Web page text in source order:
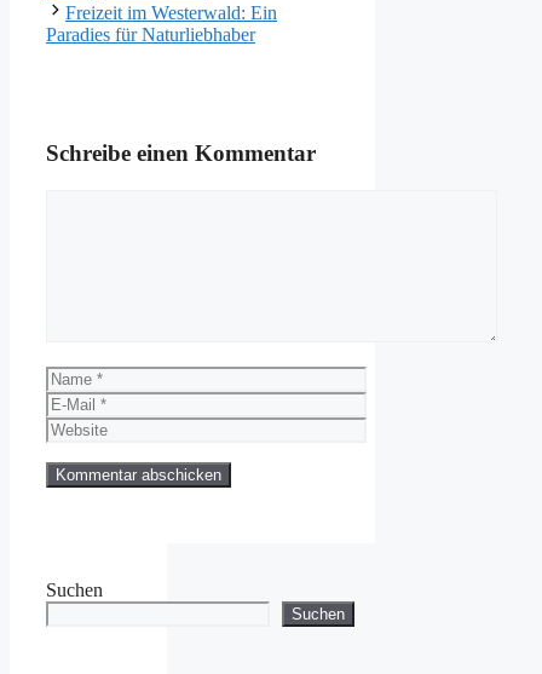
Freizeit im Westerwald: Ein
Paradies für Naturliebhaber
Schreibe einen Kommentar
Name
E-
Mail
Website
Suchen
Suchen